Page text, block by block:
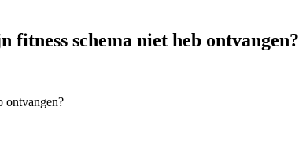
schema niet heb ontvangen?
ontvangen?